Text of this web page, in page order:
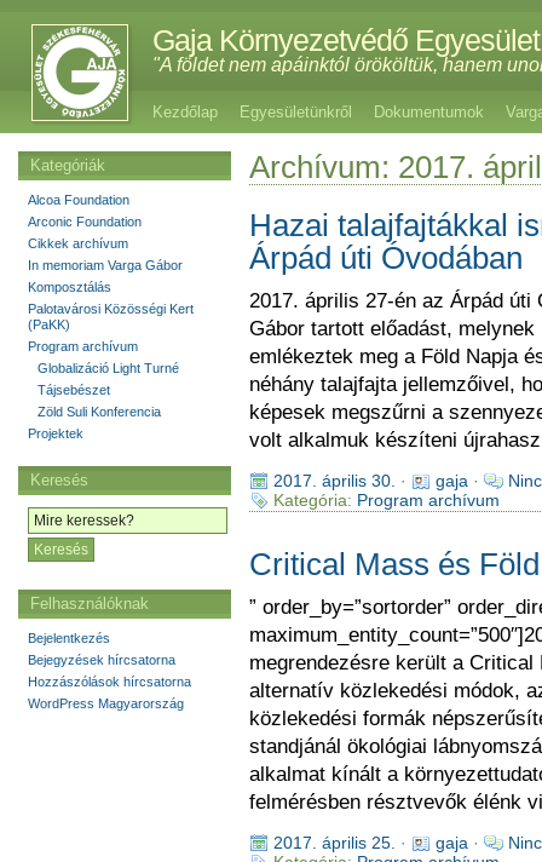
Gaja Környezetvédő Egyesület
"A földet nem apáinktól örököltük, hanem
Kezdőlap Egyesületünkről Dokumentumok
Archívum: 2017.
Hazai talajfajtákkal
Árpád úti Óvodában
2017. április 27-én az Árpád úti
Gábor tartott előadást,
emlékeztek meg a Föld Napja
néhány talajfajta jellemzőivel,
képesek megszűrni a
volt alkalmuk készíteni
2017. április 30. · gaja ·
Kategória: Program archívum
Critical Mass és
” order_by=”sortorder”
megrendezésre került a
alternatív közlekedési módok,
közlekedési formák
standjánál ökológiai
alkalmat kínált a
felmérésben résztvevők élénk
2017. április 25. · gaja ·
Kategóriák
Alcoa Foundation
Arconic Foundation
Cikkek archívum
In memoriam Varga Gábor
Komposztálás
Palotavárosi Közösségi Kert
(PaKK)
Program archívum
Globalizáció Light Turné
Tájsebészet
Zöld Suli Konferencia
Projektek
Keresés
Felhasználóknak
Bejelentkezés
Bejegyzések hírcsatorna
Hozzászólások hírcsatorna
WordPress Magyarország